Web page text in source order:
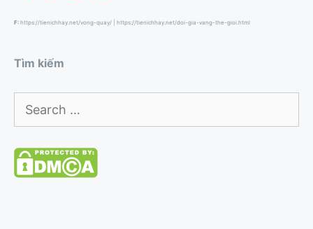
F: https://tienichhay.net/vong-quay/ https://tienichhay.net/doi-gia-vang-the-gioi.html
Tìm kiếm
for: